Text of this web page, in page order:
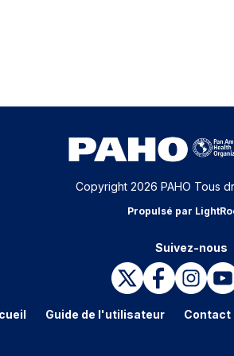
Copyright 2026 PAHO Tous
Propulsé par
Suivez-nous
Guide de l'utilisateur Contact